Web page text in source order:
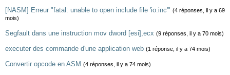
[NASM] Erreur "fatal: unable to open include file 'io.inc'" (4 réponses, il y a 69
mois)
Segfault dans une instruction mov dword [esi],ecx (9 réponses, il y a 70 mois)
executer des commande d'une application web (1 réponse, il y a 74 mois)
Convertir opcode en ASM (4 réponses, il y a 74 mois)